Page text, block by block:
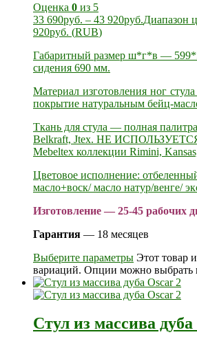
Оценка 0 из 5
33 690руб. – 43 920руб.Диапазон
920руб. (RUB)
Габаритный размер ш*г*в —
сидения 690 мм.
Материал изготовления ног
покрытие натуральным бейц-
Ткань для стула — полная
Belkraft, Jtex. НЕ
Mebeltex коллекции Rimini,
Цветовое исполнение:
масло+воск/ масло натур/венге/
Изготовление — 25-45 рабочих
Гарантия — 18 месяцев
Выберите параметры Этот товар
вариаций. Опции можно выбрать
Стул из массива